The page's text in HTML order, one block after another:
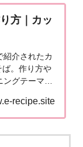
方｜カッ
介されたカ
。作り方や
グテーマは
recipe.site